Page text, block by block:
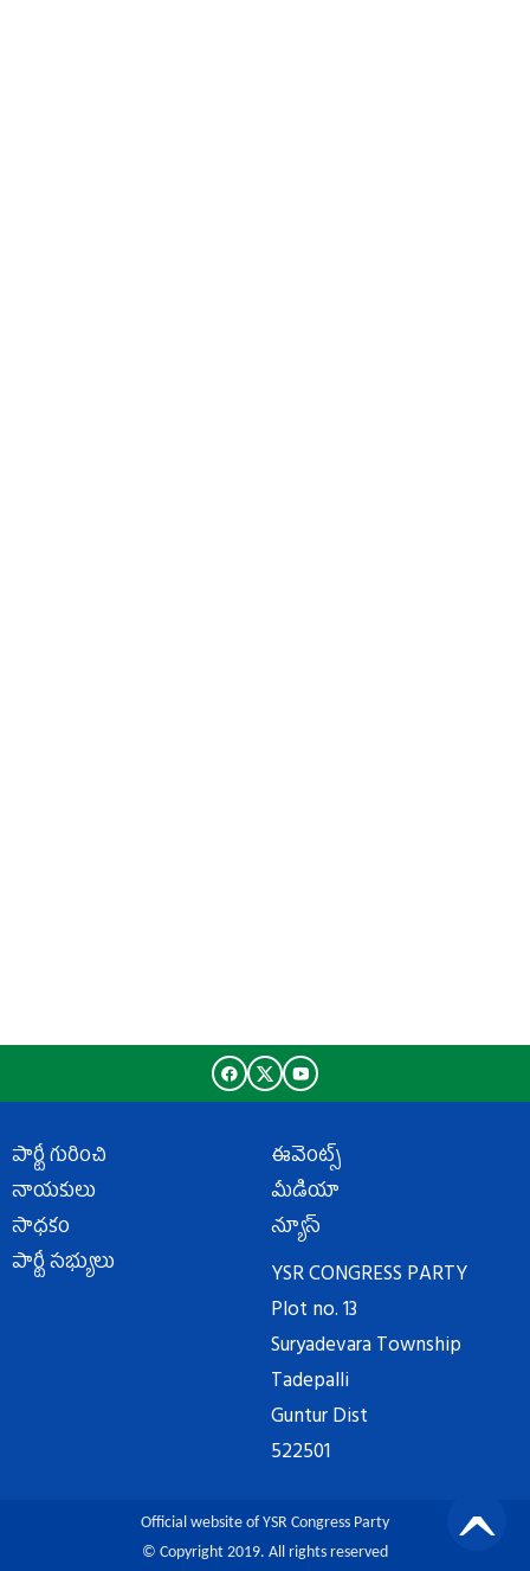
పార్టీ గురించి
నాయకులు
సాధకం
పార్టీ సభ్యులు
ఈవెంట్స్
మీడియా
న్యూస్
YSR CONGRESS PARTY
Plot no. 13
Suryadevara Township
Tadepalli
Guntur Dist
522501
Official website of YSR Congress Party
© Copyright 2019. All rights reserved